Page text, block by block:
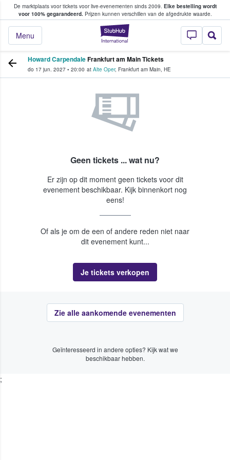
De marktplaats voor tickets voor live-evenementen sinds 2009. Elke bestelling wordt
voor 100% gegarandeerd.Prijzen kunnen verschillen van de afgedrukte waarde.
StubHub: waar
Menu
tickets kopen en verkopen
Howard CarpendaleFrankfurt am Main Tickets
do 17 jun. 2027 • 20:00 at Alte Oper, Frankfurt am Main, HE
Geen tickets ... wat nu?
Er zijn op dit moment geen tickets voor dit
evenement beschikbaar. Kijk binnenkort nog
eens!
Of als je om de een of andere reden niet naar
dit evenement kunt...
Je tickets verkopen
Zie alle aankomende evenementen
Geïnteresseerd in andere opties? Kijk wat we
beschikbaar hebben.
;